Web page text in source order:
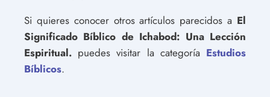
Si quieres conocer otros artículos parecidos a El
Significado Bíblico de Ichabod: Una Lección
Espiritual. puedes visitar la categoría Estudios
Bíblicos.